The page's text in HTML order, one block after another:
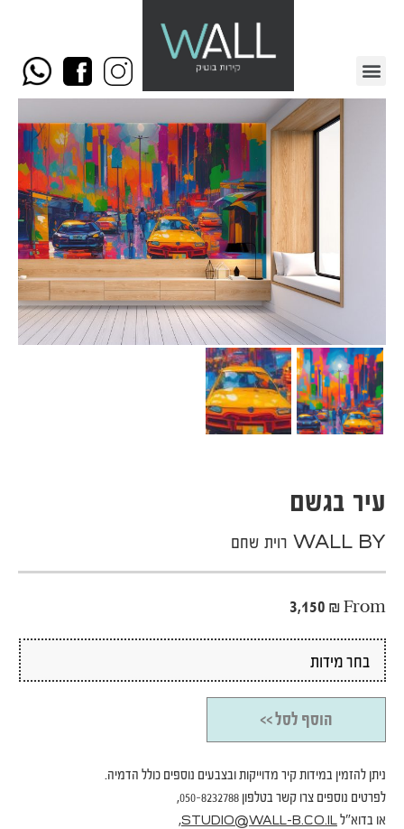
עיר בגשם
WALL BY רוית שחם
From
3,150 ₪
הוסף לסל >>
ניתן להזמין במידות קיר מדוייקות ובצבעים נוספים כולל הדמיה.
לפרטים נוספים צרו קשר בטלפון 050-8232788,
או בדוא"לSTUDIO@WALL-B.CO.IL
,